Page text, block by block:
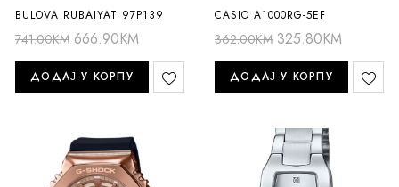
BULOVA RUBAIYAT 97P139
741.00KM 666.90KM
ДОДАЈ У КОРПУ
CASIO A1000RG-5EF
362.00KM 325.80KM
ДОДАЈ У КОРПУ